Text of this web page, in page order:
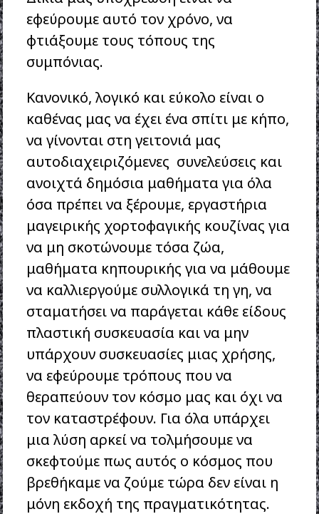
εφεύρουμε αυτό τον χρόνο, να
φτιάξουμε τους τόπους της
συμπόνιας.
Κανονικό, λογικό και εύκολο είναι ο
καθένας μας να έχει ένα σπίτι με κήπο,
να γίνονται στη γειτονιά μας
αυτοδιαχειριζόμενες συνελεύσεις και
ανοιχτά δημόσια μαθήματα για όλα
όσα πρέπει να ξέρουμε, εργαστήρια
μαγειρικής χορτοφαγικής κουζίνας για
να μη σκοτώνουμε τόσα ζώα,
μαθήματα κηπουρικής για να μάθουμε
να καλλιεργούμε συλλογικά τη γη, να
σταματήσει να παράγεται κάθε είδους
πλαστική συσκευασία και να μην
υπάρχουν συσκευασίες μιας χρήσης,
να εφεύρουμε τρόπους που να
θεραπεύουν τον κόσμο μας και όχι να
τον καταστρέφουν. Για όλα υπάρχει
μια λύση αρκεί να τολμήσουμε να
σκεφτούμε πως αυτός ο κόσμος που
βρεθήκαμε να ζούμε τώρα δεν είναι η
μόνη εκδοχή της πραγματικότητας.